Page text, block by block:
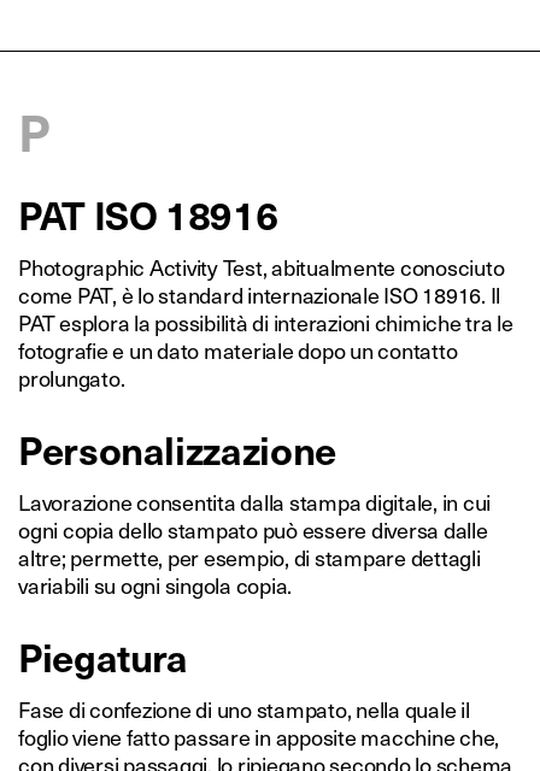
P
PAT ISO 18916
Photographic Activity Test, abitualmente conosciuto
come PAT, è lo standard internazionale ISO 18916. Il
PAT esplora la possibilità di interazioni chimiche tra le
fotografie e un dato materiale dopo un contatto
prolungato.
Personalizzazione
Lavorazione consentita dalla stampa digitale, in cui
ogni copia dello stampato può essere diversa dalle
altre; permette, per esempio, di stampare dettagli
variabili su ogni singola copia.
Piegatura
Fase di confezione di uno stampato, nella quale il
foglio viene fatto passare in apposite macchine che,
con diversi passaggi, lo ripiegano secondo lo schema